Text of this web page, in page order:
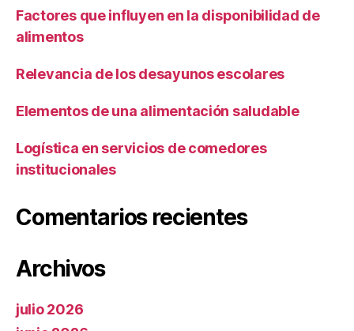
Factores que influyen en la disponibilidad de
alimentos
Relevancia de los desayunos escolares
Elementos de una alimentación saludable
Logística en servicios de comedores
institucionales
Comentarios recientes
Archivos
julio 2026